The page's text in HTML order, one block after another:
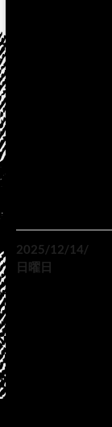
2025/12/14/
日曜日